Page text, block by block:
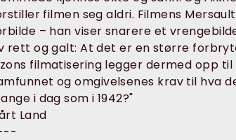
filmen seg aldri. Filmens
– han viser snarere et
rett og galt: At det er en større
filmatisering legger dermed opp
og omgivelsenes krav til hva
i dag som i 1942?"
Land